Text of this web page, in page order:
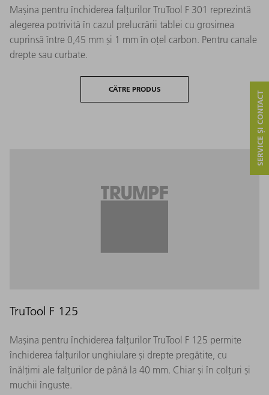
Mașina pentru închiderea falțurilor TruTool F 301 reprezintă
alegerea potrivită în cazul prelucrării tablei cu grosimea
cuprinsă între 0,45 mm și 1 mm în oțel carbon. Pentru canale
drepte sau curbate.
CĂTRE PRODUS
TruTool F 125
Mașina pentru închiderea falțurilor TruTool F 125 permite
închiderea falțurilor unghiulare și drepte pregătite, cu
înălțimi ale falțurilor de până la 40 mm. Chiar și în colțuri și
muchii înguste.
SERVICE ȘI CONTACT